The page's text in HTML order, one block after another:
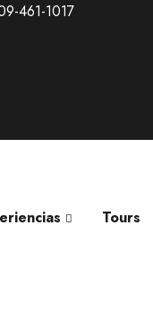
461-1017
Tours